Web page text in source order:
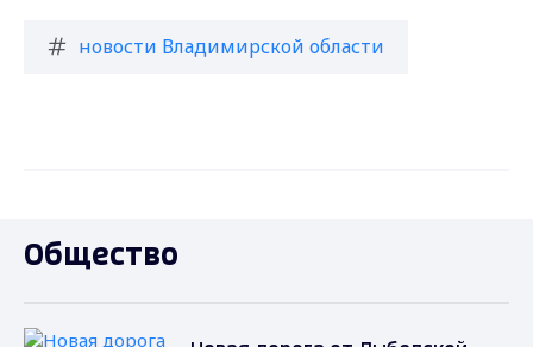
новости Владимирской области
Общество